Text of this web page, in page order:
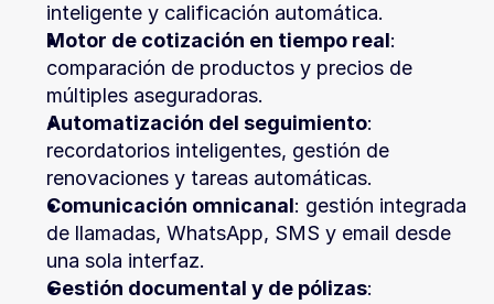
inteligente y calificación automática.
Motor de cotización en tiempo real:
comparación de productos y precios de
múltiples aseguradoras.
Automatización del seguimiento:
recordatorios inteligentes, gestión de
renovaciones y tareas automáticas.
Comunicación omnicanal: gestión integrada
de llamadas, WhatsApp, SMS y email desde
una sola interfaz.
Gestión documental y de pólizas: